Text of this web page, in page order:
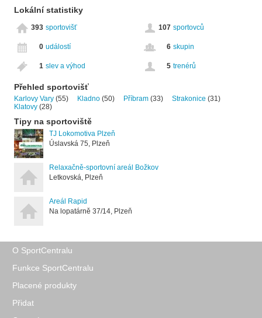
Lokální statistiky
393 sportovišť 107 sportovců
0 událostí 6 skupin
1 slev a výhod 5 trenérů
Přehled sportovišť
Karlovy Vary (55) Kladno (50) Příbram (33) Strakonice (31)
Klatovy (28)
Tipy na sportoviště
TJ Lokomotiva Plzeň
Úslavská 75, Plzeň
Relaxačně-sportovní areál Božkov
Letkovská, Plzeň
Areál Rapid
Na lopatárně 37/14, Plzeň
O SportCentralu
Funkce SportCentralu
Placené produkty
Přidat